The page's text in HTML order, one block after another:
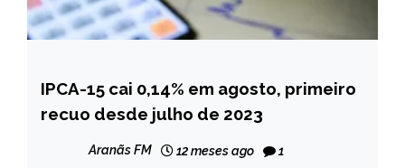
BRASIL
NOTÍCIAS
IPCA-15 cai 0,14% em agosto, primeiro
recuo desde julho de 2023
Aranãs FM 12 meses ago 1